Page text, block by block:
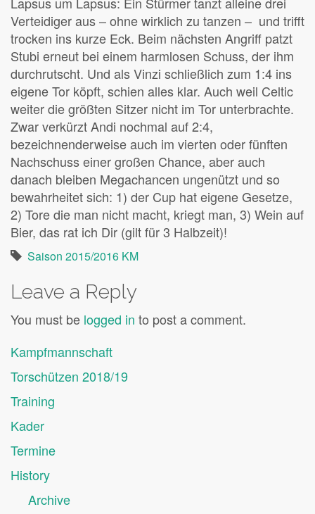
Verteidiger aus – ohne wirklich zu tanzen – und trifft
trocken ins kurze Eck. Beim nächsten Angriff patzt
Stubi erneut bei einem harmlosen Schuss, der ihm
durchrutscht. Und als Vinzi schließlich zum 1:4 ins
eigene Tor köpft, schien alles klar. Auch weil Celtic
weiter die größten Sitzer nicht im Tor unterbrachte.
Zwar verkürzt Andi nochmal auf 2:4,
bezeichnenderweise auch im vierten oder fünften
Nachschuss einer großen Chance, aber auch
danach bleiben Megachancen ungenützt und so
bewahrheitet sich: 1) der Cup hat eigene Gesetze,
2) Tore die man nicht macht, kriegt man, 3) Wein auf
Bier, das rat ich Dir (gilt für 3 Halbzeit)!
Saison 2015/2016 KM
Leave a Reply
You must be logged in to post a comment.
Kampfmannschaft
Torschützen 2018/19
Training
Kader
Termine
History
Archive